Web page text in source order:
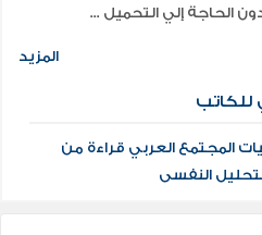
الحاجة إلي التحميل ...
المزيد
للكاتب
المجتمع العربي قراءة من
النفسى